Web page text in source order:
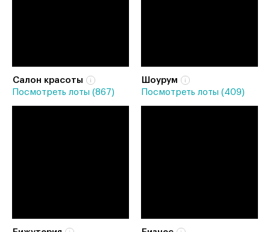
Салон красоты
Посмотреть лоты (867)
Шоурум
Посмотреть лоты (409)